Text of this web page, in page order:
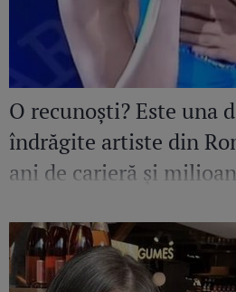
O recunoști? Este una
îndrăgite artiste din
ani de carieră și